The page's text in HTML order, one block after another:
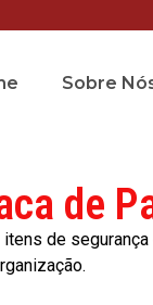
Sobre
de
de